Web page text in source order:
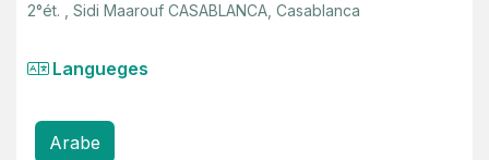
2°ét. , Sidi Maarouf CASABLANCA Casablanca
Langueges
Arabe